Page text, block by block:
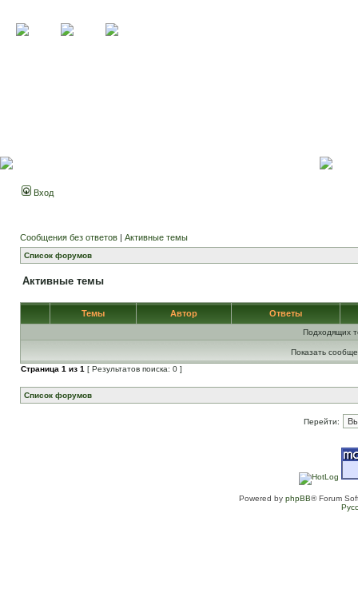
Вход
Сообщения без ответов | Активные темы
Список форумов
Активные темы
Темы Автор Ответы
Подходящих
Показать
Страница 1 из 1 [ Результатов поиска: 0 ]
Список форумов
Перейти:
Powered by phpBB® Forum